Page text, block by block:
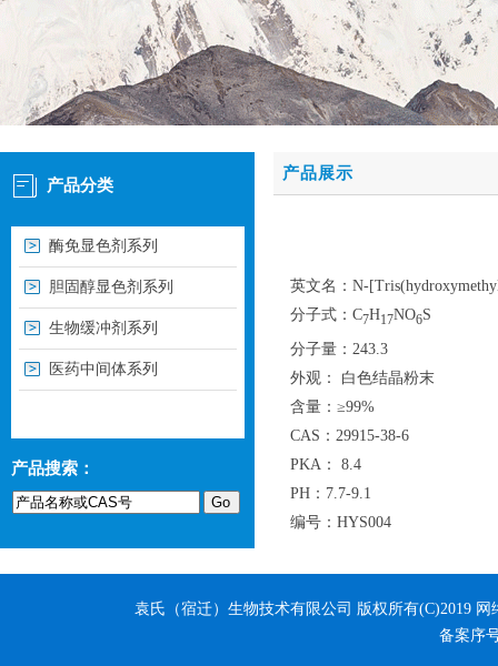
产品分类
酶免显色剂系列
胆固醇显色剂系列
生物缓冲剂系列
医药中间体系列
产品搜索：
产品展示
英文名：N-
分子式：C7H17NO6S
分子量：243.3
外观： 白色结晶粉末
含量：≥99%
CAS：29915-38-6
PKA： 8.4
PH：7.7-9.1
编号：HYS004
袁氏（宿迁）生物技术有限公司 版权所有(C)2019
备案序